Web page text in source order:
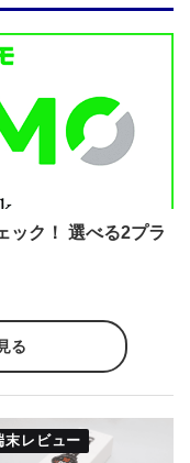
ック！ 選べる2プラ
る
末レビュー